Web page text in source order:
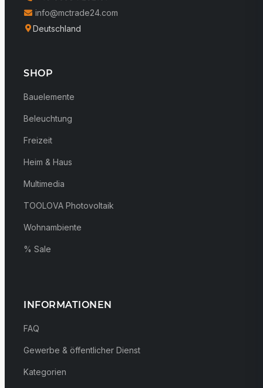
info@mctrade24.com
Deutschland
SHOP
Bauelemente
Beleuchtung
Freizeit
Heim & Haus
Multimedia
TOOLOVA Photovoltaik
Wohnambiente
% Sale
INFORMATIONEN
FAQ
Gewerbe & öffentlicher Dienst
Kategorien